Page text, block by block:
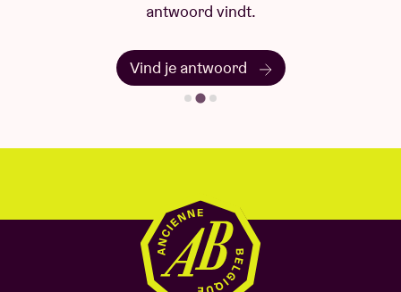
antwoord vindt.
Vind je antwoord